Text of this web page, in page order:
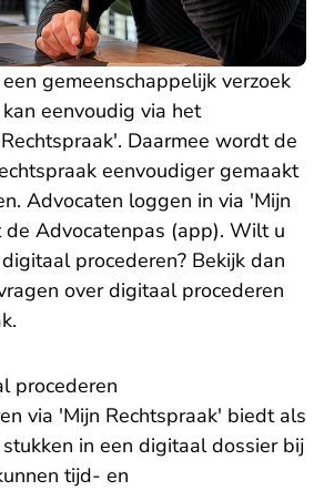
gemeenschappelijk verzoek
eenvoudig via het
Daarmee wordt de
eenvoudiger gemaakt
Advocaten loggen in via 'Mijn
de Advocatenpas (app). Wilt u
procederen? Bekijk dan
over digitaal procederen
procederen
via 'Mijn Rechtspraak' biedt als
in een digitaal dossier bij
tijd- en